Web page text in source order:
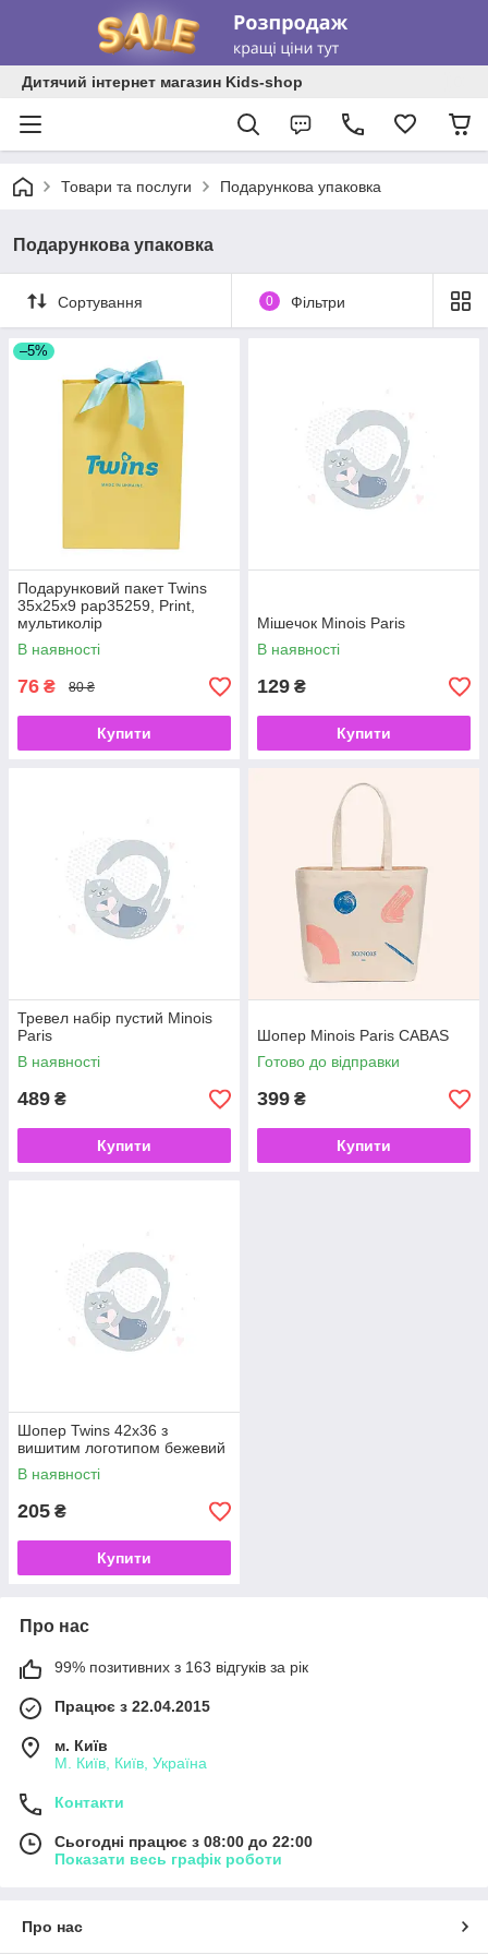
Дитячий інтернет магазин Kids-shop
Товари та послуги Подарункова упаковка
Подарункова упаковка
Сортування 0 Фільтри
–5%
Подарунковий пакет Twins
35х25х9 pap35259, Print,
мультиколір
В наявності
76 ₴ 80 ₴
Купити
Мішечок Minois Paris
В наявності
129 ₴
Купити
Тревел набір пустий Minois
Paris
В наявності
489 ₴
Купити
Шопер Minois Paris CABAS
Готово до відправки
399 ₴
Купити
Шопер Twins 42х36 з
вишитим логотипом бежевий
В наявності
205 ₴
Купити
Про нас
99% позитивних з 163 відгуків за рік
Працює з 22.04.2015
м. Київ
М. Київ, Київ, Україна
Контакти
Сьогодні працює з 08:00 до 22:00
Показати весь графік роботи
Про нас